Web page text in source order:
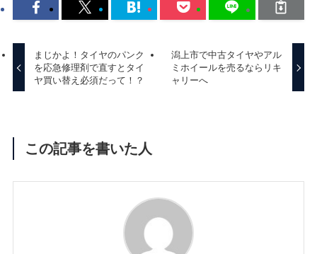
まじかよ！タイヤのパンク
を応急修理剤で直すとタイ
ヤ買い替え必須だって！？
潟上市で中古タイヤやアル
ミホイールを売るならリキ
ャリーへ
この記事を書いた人